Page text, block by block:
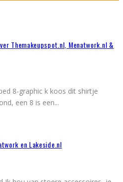
Themakeupspot.nl, Menatwork.nl &
8-graphic k koos dit shirtje
een 8 is een...
en Lakeside.nl